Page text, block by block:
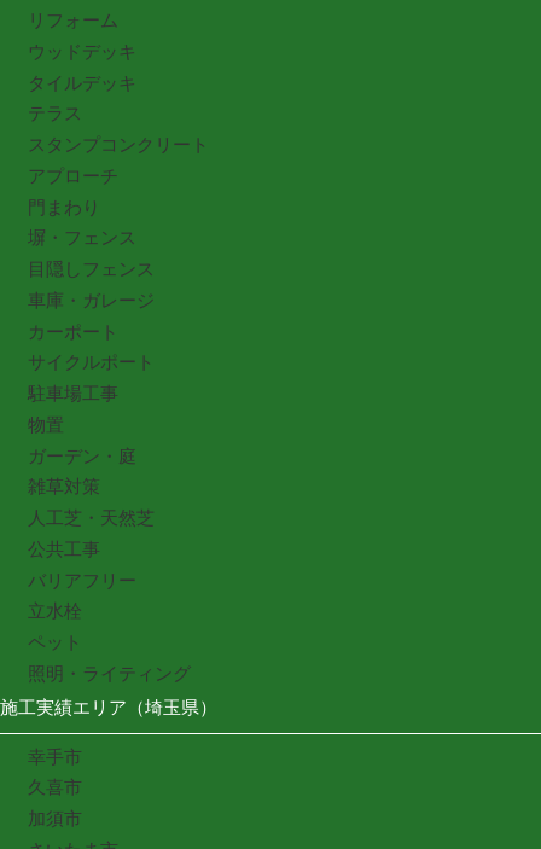
リフォーム
ウッドデッキ
タイルデッキ
テラス
スタンプコンクリート
アプローチ
門まわり
塀・フェンス
目隠しフェンス
車庫・ガレージ
カーポート
サイクルポート
駐車場工事
物置
ガーデン・庭
雑草対策
人工芝・天然芝
公共工事
バリアフリー
立水栓
ペット
照明・ライティング
施工実績エリア（埼玉県）
幸手市
久喜市
加須市